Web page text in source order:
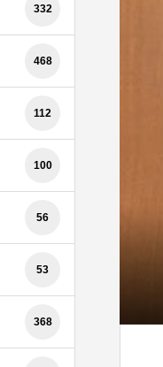
332
468
112
100
56
53
368